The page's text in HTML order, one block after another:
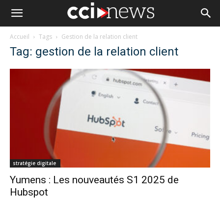
Accueil Tags Gestion de la relation client
Tag: gestion de la relation client
stratégie digitale
Yumens : Les nouveautés S1 2025 de
Hubspot